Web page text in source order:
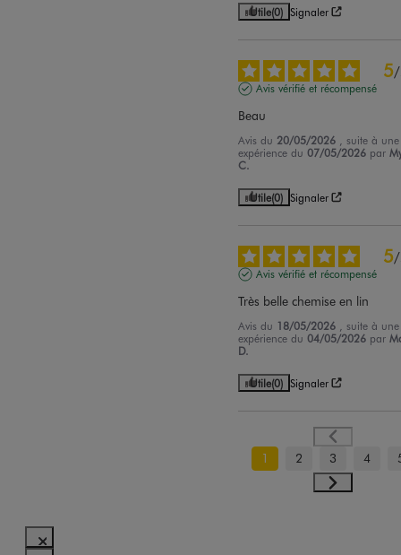
Utile(0) Signaler
5/
Avis vérifié et récompensé
Beau
Avis du 20/05/2026
, suite à une
expérience du07/05/2026 par
C.
Utile(0) Signaler
5/
Avis vérifié et récompensé
Très belle chemise en lin
Avis du 18/05/2026
, suite à une
expérience du04/05/2026 par
D.
Utile(0) Signaler
1 2 3 4